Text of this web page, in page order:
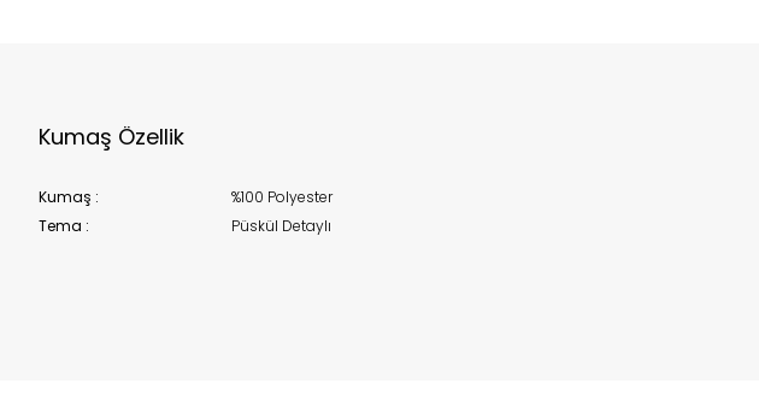
Kumaş Özellik
Kumaş :
%100 Polyester
Tema :
Püskül Detaylı